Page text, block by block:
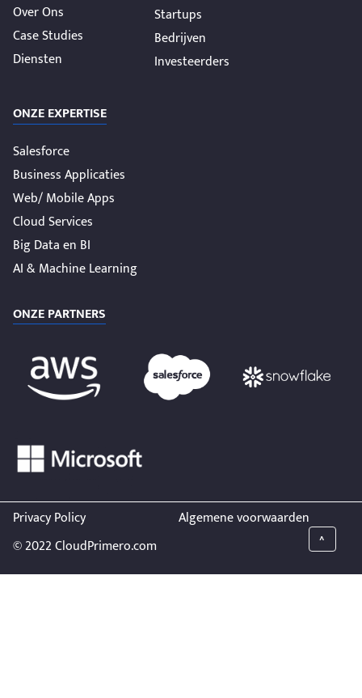
Over Ons
Case Studies
Diensten
Startups
Bedrijven
Investeerders
ONZE EXPERTISE
Salesforce
Business Applicaties
Web/ Mobile Apps
Cloud Services
Big Data en BI
AI & Machine Learning
ONZE PARTNERS
Privacy Policy
Algemene voorwaarden
© 2022 CloudPrimero.com
^